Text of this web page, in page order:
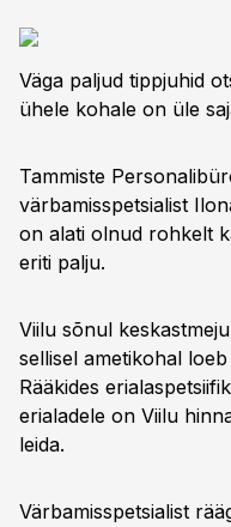
Väga paljud tippjuhid
ühele kohale on üle
Tammiste
värbamisspetsialist
on alati olnud rohkelt
eriti palju.
Viilu sõnul
sellisel ametikohal
Rääkides
erialadele on Viilu
leida.
Värbamisspetsialist